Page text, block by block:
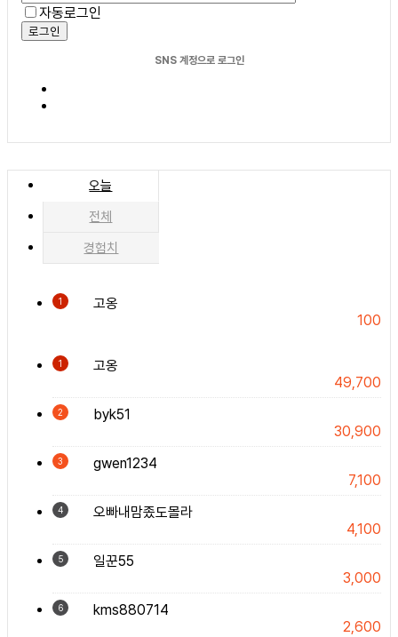
자동로그인
로그인
SNS 계정으로 로그인
오늘
전체
경험치
1
고옹
100
1
고옹
49,700
2
byk51
30,900
3
gwen1234
7,100
4
오빠내맘좄도몰라
4,100
5
일꾼55
3,000
6
kms880714
2,600